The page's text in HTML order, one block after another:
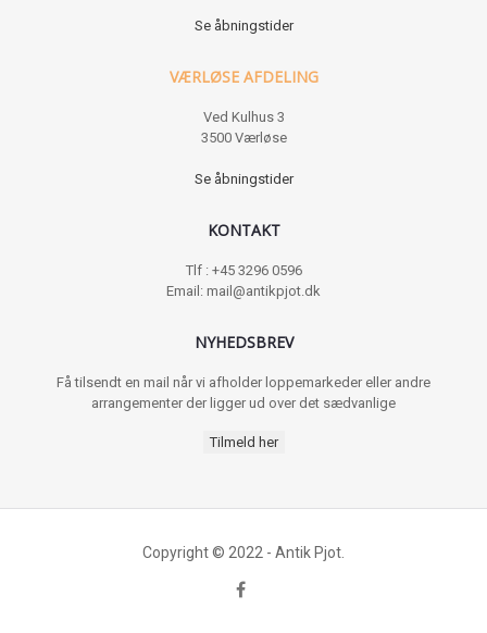
Se åbningstider
VÆRLØSE AFDELING
Ved Kulhus 3
3500 Værløse
Se åbningstider
KONTAKT
Tlf : +45 3296 0596
Email: mail@antikpjot.dk
NYHEDSBREV
Få tilsendt en mail når vi afholder loppemarkeder eller andre
arrangementer der ligger ud over det sædvanlige
Tilmeld her
Copyright © 2022 - Antik Pjot.